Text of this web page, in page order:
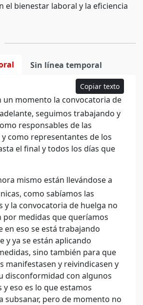
el bienestar laboral y la eficiencia
Sin línea temporal
Copiar texto
un momento la convocatoria de
seguimos trabajando y
responsables de las
como representantes de los
el final y todos los días que
mismo están llevándose a
como sabíamos las
y la convocatoria de huelga no
por medidas que queríamos
en eso se está trabajando
y ya se están aplicando
sino también para que
manifestasen y reivindicasen y
disconformidad con algunos
eso es lo que estamos
subsanar, pero de momento no